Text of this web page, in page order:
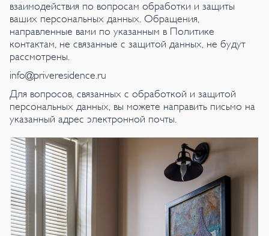
взаимодействия по вопросам обработки и защиты
ваших персональных данных. Обращения,
направленные вами по указанным в Политике
контактам, не связанные с защитой данных, не будут
рассмотрены.
info@priveresidence.ru
Для вопросов, связанных с обработкой и защитой
персональных данных, вы можете направить письмо на
указанный адрес электронной почты.